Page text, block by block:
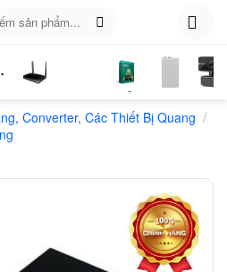
LTE
Sóng
Phần
Mềm
Kiện
Converter, Các Thiết Bị Quang /